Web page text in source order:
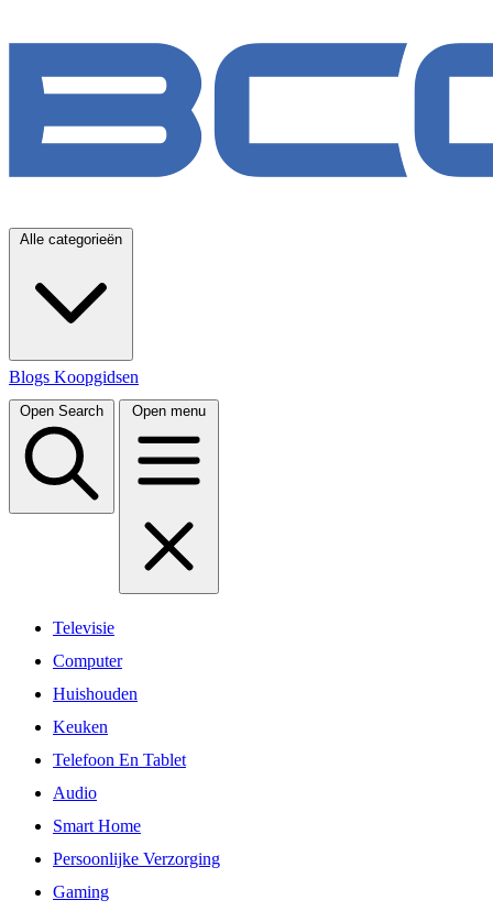
Alle categorieën
Blogs Koopgidsen
Open Search Open menu
Televisie
Computer
Huishouden
Keuken
Telefoon En Tablet
Audio
Smart Home
Persoonlijke Verzorging
Gaming